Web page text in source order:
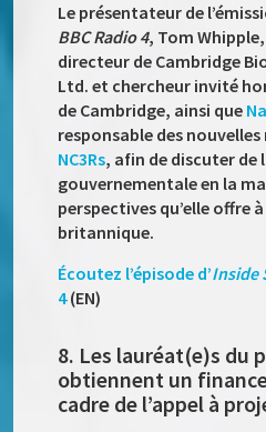
Le présentateur de
BBC Radio 4, Tom
directeur de Cambridge
Ltd. et chercheur invité
de Cambridge, ainsi que
responsable des
NC3Rs, afin de discuter de
gouvernementale en la
perspectives qu’elle offre
britannique.
Écoutez l’épisode d’Inside
4(EN)
8. Les lauréat(e)s du
obtiennent un
cadre de l’appel à